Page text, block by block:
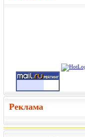
Реклама